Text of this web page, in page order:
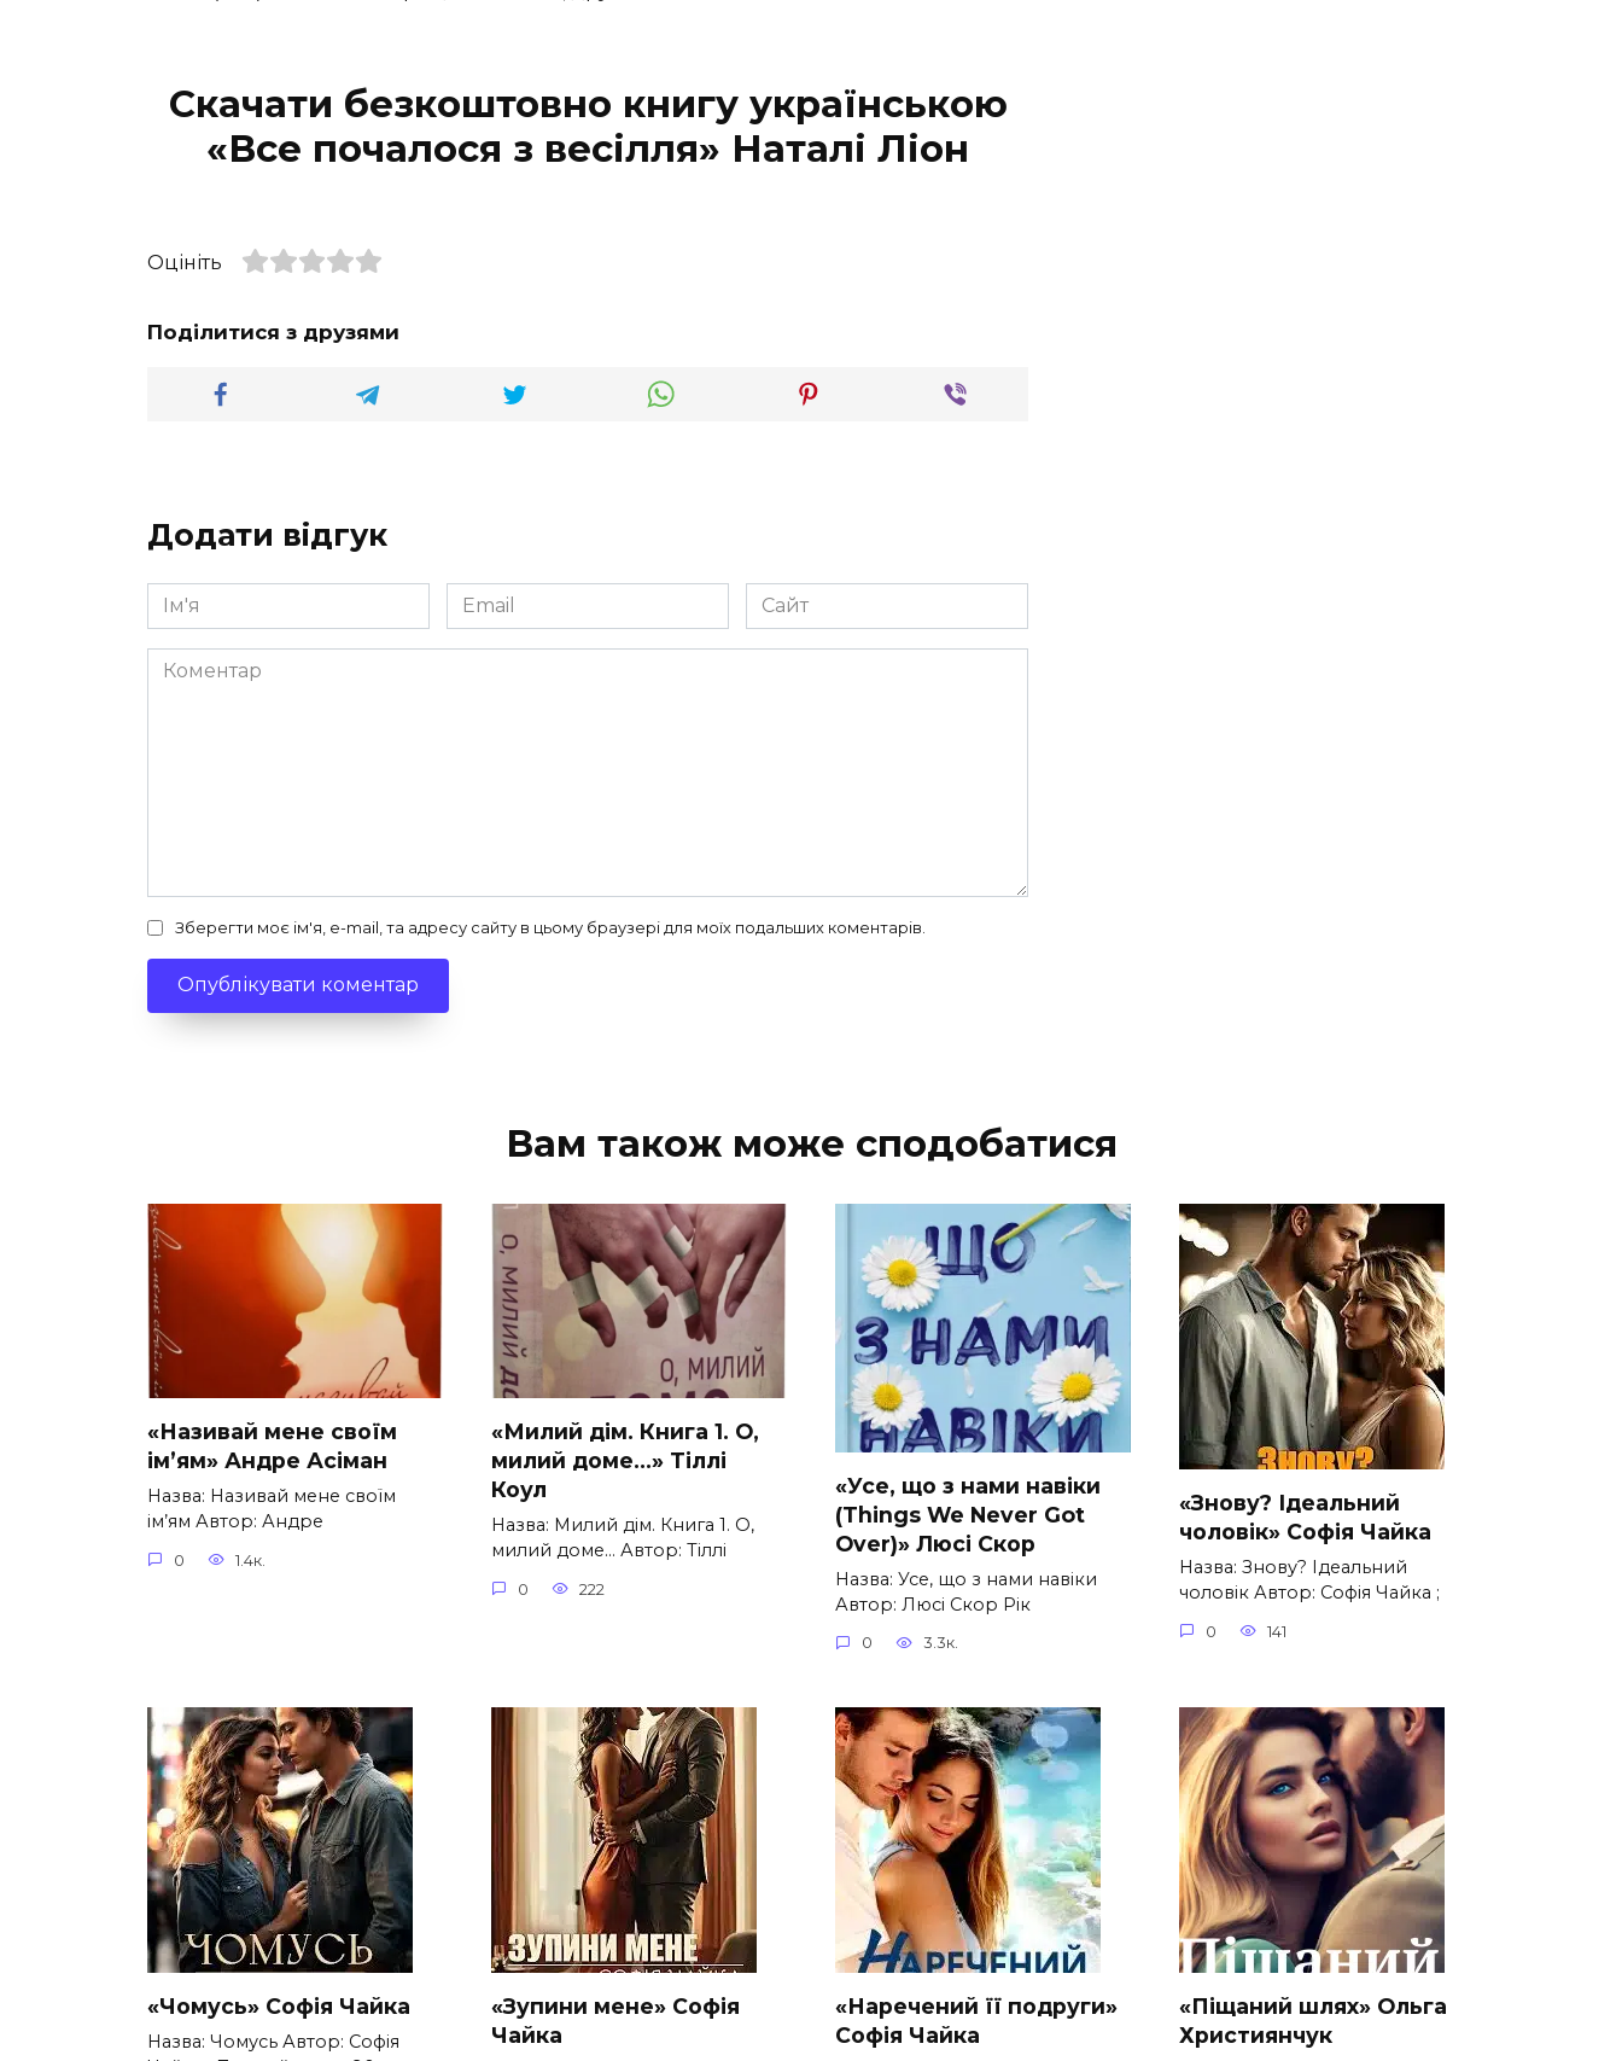
Скачати безкоштовно книгу українською
«Все почалося з весілля» Наталі Ліон
Оцініть
Поділитися з друзями
Додати відгук
Ім'я
*
Email
*
Сайт
Коментар
Зберегти моє ім'я, e-mail, та адресу сайту в цьому браузері для моїх подальших коментарів.
Вам також може сподобатися
«Називай мене своїм
ім’ям» Андре Асіман
Назва: Називай мене своїм
ім’ям Автор: Андре
0 1.4к.
«Милий дім. Книга 1. О,
милий доме…» Тіллі
Коул
Назва: Милий дім. Книга 1. О,
милий доме… Автор: Тіллі
0 222
«Усе, що з нами навіки
(Things We Never Got
Over)» Люсі Скор
Назва: Усе, що з нами навіки
Автор: Люсі Скор Рік
0 3.3к.
«Знову? Ідеальний
чоловік» Софія Чайка
Назва: Знову? Ідеальний
чоловік Автор: Софія Чайка ;
0 141
«Чомусь» Софія Чайка
Назва: Чомусь Автор: Софія
«Зупини мене» Софія
Чайка
«Наречений її подруги»
Софія Чайка
«Піщаний шлях» Ольга
Християнчук